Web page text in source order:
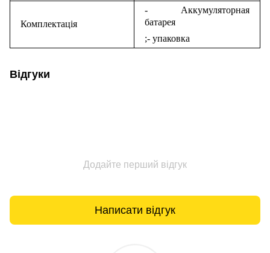
Комплектація
- Аккумуляторная
батарея
;- упаковка
Відгуки
Додайте перший відгук
Написати відгук